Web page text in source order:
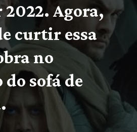
2022. Agora,
curtir essa
no
sofá de